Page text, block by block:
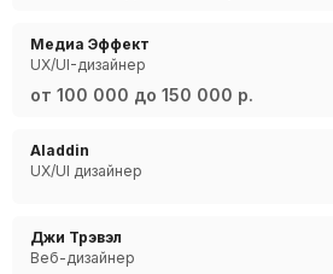
Медиа Эффект
UX/UI-дизайнер
от 100 000 до 150 000 р.
Aladdin
UX/UI дизайнер
Джи Трэвэл
Веб-дизайнер